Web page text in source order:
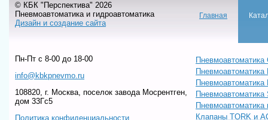
© КБК "Перспектива" 2026
Пневмоавтоматика и гидроавтоматика
Дизайн и создание сайта
Главная
Пн-Пт c 8-00 до 18-00
info@kbkpnevmo.ru
108820, г. Москва, поселок завода Мосрентген,
дом 33Гс5
Политика конфиденциальности
Пневмоавтоматика
Пневмоавтоматика
Пневмоавтоматика
Пневмоавтоматика
Клапаны TORK и